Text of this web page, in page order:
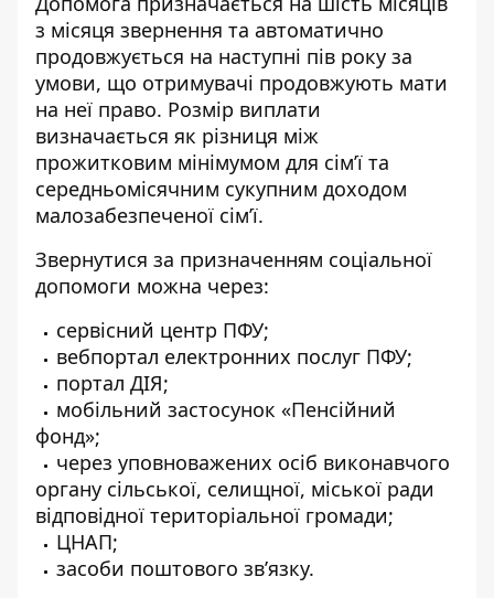
з місяця звернення та автоматично
продовжується на наступні пів року за
умови, що отримувачі продовжують мати
на неї право. Розмір виплати
визначається як різниця між
прожитковим мінімумом для сім’ї та
середньомісячним сукупним доходом
малозабезпеченої сім’ї.
Звернутися за призначенням соціальної
допомоги можна через:
сервісний центр ПФУ;
вебпортал електронних послуг ПФУ;
портал ДІЯ;
мобільний застосунок «Пенсійний
фонд»;
через уповноважених осіб виконавчого
органу сільської, селищної, міської ради
відповідної територіальної громади;
ЦНАП;
засоби поштового зв’язку.